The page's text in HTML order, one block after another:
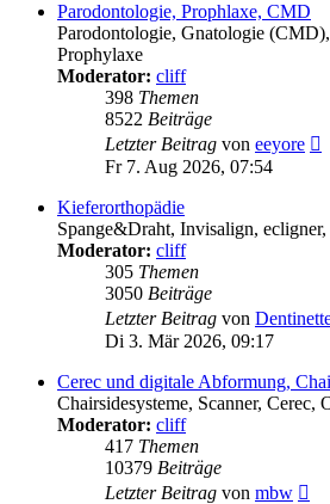
Parodontologie, Prophlaxe, CMD
Parodontologie, Gnatologie
Prophylaxe
Moderator: cliff
398 Themen
8522 Beiträge
Letzter Beitrag von eeyore
Fr 7. Aug 2026, 07:54
Kieferorthopädie
Spange&Draht, Invisalign, ecligner,
Moderator: cliff
305 Themen
3050 Beiträge
Letzter Beitrag von
Di 3. Mär 2026, 09:17
Cerec und digitale Abformung,
Chairsidesysteme, Scanner, Cerec,
Moderator: cliff
417 Themen
10379 Beiträge
Letzter Beitrag von mbw